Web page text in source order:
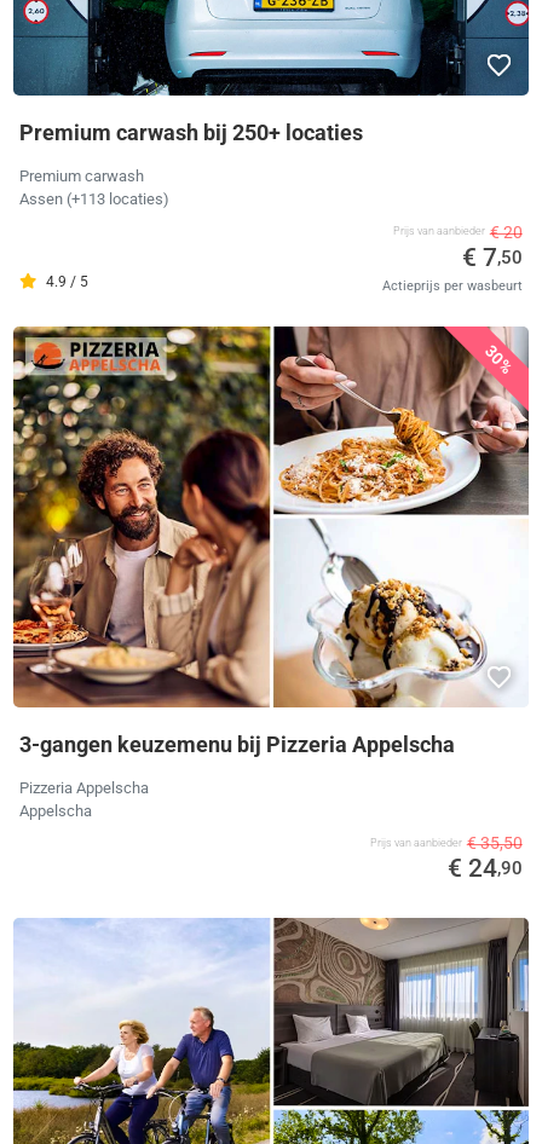
Premium carwash bij 250+ locaties
Premium carwash
Assen (+113 locaties)
4.9 / 5
Prijs van aanbieder € 20
€ 7,50
Actieprijs per wasbeurt
30%
3-gangen keuzemenu bij Pizzeria Appelscha
Pizzeria Appelscha
Appelscha
Prijs van aanbieder € 35,50
€ 24,90